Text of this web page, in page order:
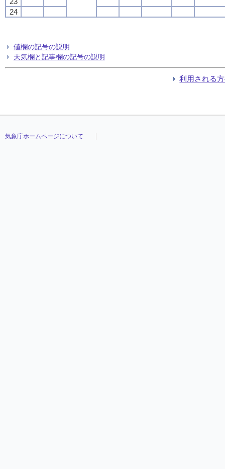
24
値欄の記号の説明
天気欄と記事欄の記号の説明
利用される
気象庁ホームページについて